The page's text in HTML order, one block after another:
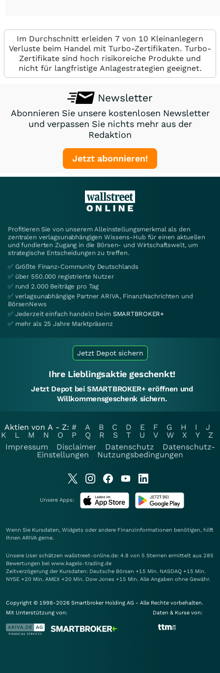
Im Durchschnitt erleiden 7 von 10 Kleinanlegern
Verluste beim Handel mit Turbo-Zertifikaten. Turbo-
Zertifikate sind hoch risikoreiche Produkte und
nicht für langfristige Anlagestrategien geeignet.
Newsletter
Abonnieren Sie unsere kostenlosen Newsletter
und verpassen Sie nichts mehr aus der
Redaktion
Jetzt abonnieren!
Profitieren Sie von unserem Alleinstellungsmerkmal als den
zentralen verlagsunabhängigen Wissens-Hub für einen aktuellen
und fundierten Zugang in die Börsen- und Wirtschaftswelt, um
strategische Entscheidungen zu treffen.
✅ Größte Finanz-Community Deutschlands
✅ über 550.000 registrierte Nutzer
✅ rund 2.000 Beiträge pro Tag
✅ verlagsunabhängige Partner ARIVA, FinanzNachrichten und
BörsenNews
✅ Jederzeit einfach handeln beim SMARTBROKER+
✅ mehr als 25 Jahre Marktpräsenz
Jetzt Depot sichern
Ihre Lieblingsaktie geschenkt!
Jetzt Depot bei SMARTBROKER+ eröffnen und
Willkommensgeschenk sichern.
Aktien von A - Z: # A B C D E F G H I
J
K
L M N O P Q R S T U V W X Y
Z
Impressum
Disclaimer Datenschutz
Datenschutz-
Einstellungen
Nutzungsbedingungen
Unsere Apps:
Wenn Sie Kursdaten, Widgets oder andere Finanzinformationen benötigen, hilft
Ihnen ARIVA gerne.
Unsere User schätzen wallstreet-online.de: 4.8 von 5 Sternen ermittelt aus 285
Bewertungen bei www.kagels-trading.de
Zeitverzögerung der Kursdaten: Deutsche Börsen +15 Min. NASDAQ +15 Min.
NYSE +20 Min. AMEX +20 Min. Dow Jones +15 Min. Alle Angaben ohne Gewähr.
Copyright © 1998-2026 Smartbroker Holding AG - Alle Rechte vorbehalten.
Mit Unterstützung von:
Daten & Kurse von: